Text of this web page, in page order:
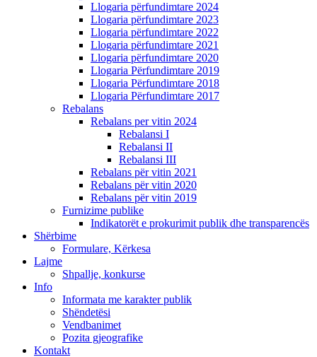
Llogaria përfundimtare 2024
Llogaria përfundimtare 2023
Llogaria përfundimtare 2022
Llogaria përfundimtare 2021
Llogaria përfundimtare 2020
Llogaria Përfundimtare 2019
Llogaria Përfundimtare 2018
Llogaria Përfundimtare 2017
Rebalans
Rebalans per vitin 2024
Rebalansi I
Rebalansi II
Rebalansi III
Rebalans për vitin 2021
Rebalans për vitin 2020
Rebalans për vitin 2019
Furnizime publike
Indikatorët e prokurimit publik dhe transparencës
Shërbime
Formulare, Kërkesa
Lajme
Shpallje, konkurse
Info
Informata me karakter publik
Shëndetësi
Vendbanimet
Pozita gjeografike
Kontakt